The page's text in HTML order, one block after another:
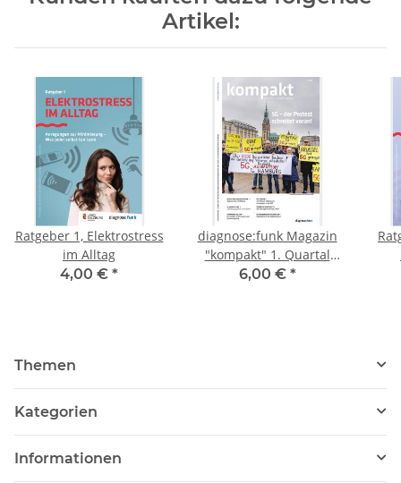
Artikel:
Ratgeber 1, Elektrostress
im Alltag
4,00 € *
diagnose:funk Magazin
"kompakt" 1. Quartal
2020 <Sonderdruck>
6,00 € *
Themen
Kategorien
Informationen